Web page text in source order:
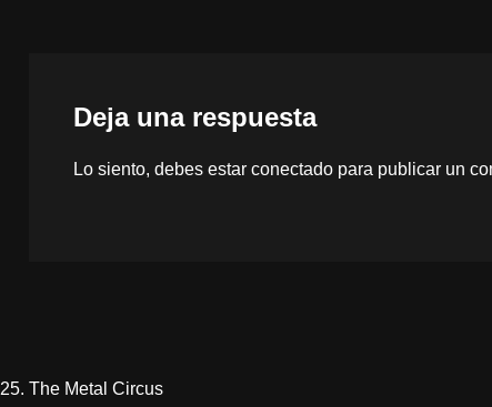
Deja una respuesta
Lo siento, debes estar conectado para publicar un
The Metal Circus